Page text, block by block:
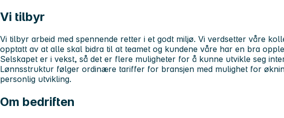
Vi tilbyr
Vi tilbyr arbeid med spennende retter i et godt miljø. Vi verdsetter våre
opptatt av at alle skal bidra til at teamet og kundene våre har en bra
Selskapet er i vekst, så det er flere muligheter for å kunne utvikle seg
Lønnsstruktur følger ordinære tariffer for bransjen med mulighet for
personlig utvikling.
Om bedriften